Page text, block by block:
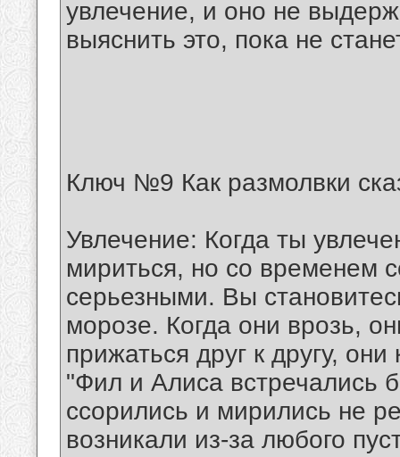
увлечение, и оно не
выяснить это, пока не
Ключ №9 Как размолвки
Увлечение: Когда ты
мириться, но со временем
серьезными. Вы
морозе. Когда они врозь,
прижаться друг к другу,
"Фил и Алиса встречались
ссорились и мирились не
возникали из-за любого